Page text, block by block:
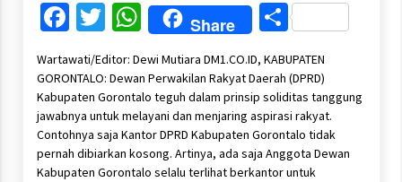
Facebook
Twitter
WhatsApp
Share Share
Wartawati/Editor: Dewi Mutiara DM1.CO.ID, KABUPATEN
GORONTALO: Dewan Perwakilan Rakyat Daerah (DPRD)
Kabupaten Gorontalo teguh dalam prinsip soliditas tanggung
jawabnya untuk melayani dan menjaring aspirasi rakyat.
Contohnya saja Kantor DPRD Kabupaten Gorontalo tidak
pernah dibiarkan kosong. Artinya, ada saja Anggota Dewan
Kabupaten Gorontalo selalu terlihat berkantor untuk